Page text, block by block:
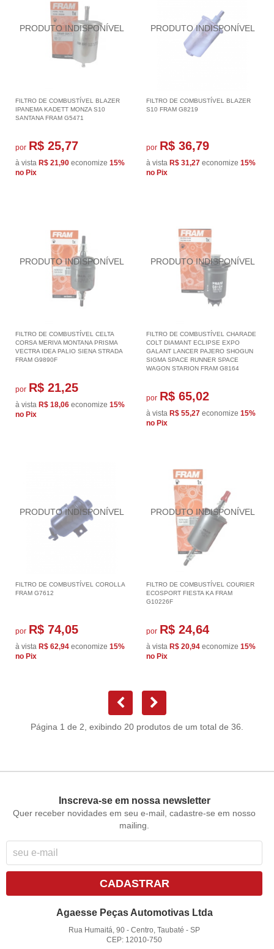
FILTRO DE COMBUSTÍVEL BLAZER
IPANEMA KADETT MONZA S10
SANTANA FRAM G5471
por R$ 25,77
à vista R$ 21,90 economize 15%
no Pix
FILTRO DE COMBUSTÍVEL BLAZER
S10 FRAM G8219
por R$ 36,79
à vista R$ 31,27 economize 15%
no Pix
FILTRO DE COMBUSTÍVEL CELTA
CORSA MERIVA MONTANA PRISMA
VECTRA IDEA PALIO SIENA STRADA
FRAM G9890F
por R$ 21,25
à vista R$ 18,06 economize 15%
no Pix
FILTRO DE COMBUSTÍVEL CHARADE
COLT DIAMANT ECLIPSE EXPO
GALANT LANCER PAJERO SHOGUN
SIGMA SPACE RUNNER SPACE
WAGON STARION FRAM G8164
por R$ 65,02
à vista R$ 55,27 economize 15%
no Pix
FILTRO DE COMBUSTÍVEL COROLLA
FRAM G7612
por R$ 74,05
à vista R$ 62,94 economize 15%
no Pix
FILTRO DE COMBUSTÍVEL COURIER
ECOSPORT FIESTA KA FRAM
G10226F
por R$ 24,64
à vista R$ 20,94 economize 15%
no Pix
Página 1 de 2, exibindo 20 produtos de um total de 36.
Inscreva-se em nossa newsletter
Quer receber novidades em seu e-mail, cadastre-se em nosso
mailing.
CADASTRAR
Agaesse Peças Automotivas Ltda
Rua Humaitá, 90 -Centro, Taubaté -SP
CEP: 12010-750